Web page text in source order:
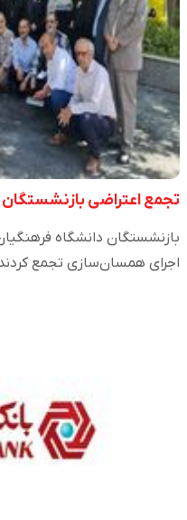
تجمع اعتراضی
بازنشستگان دانشگاه
اجرای همسان‌سازی تجمع